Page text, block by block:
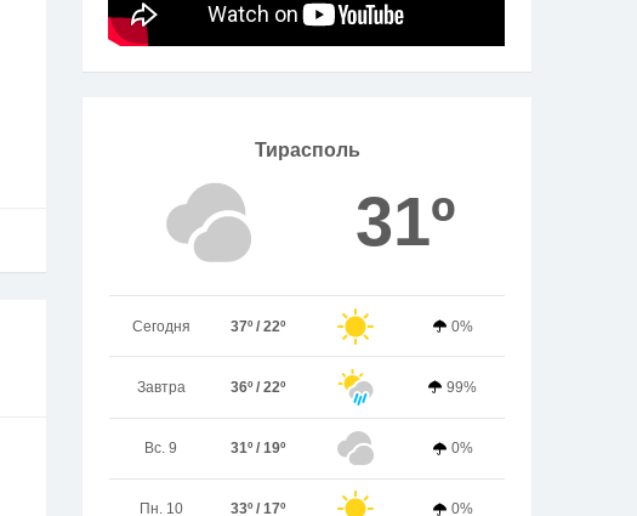
Тирасполь
31º
Сегодня 37º / 22º 0%
Завтра 36º / 22º 99%
Вс. 9 31º / 19º 0%
Пн. 10 33º / 17º 0%